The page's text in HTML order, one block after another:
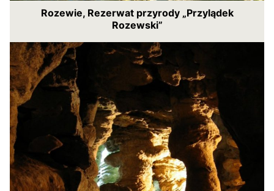
Rozewie, Rezerwat przyrody „Przylądek
Rozewski”